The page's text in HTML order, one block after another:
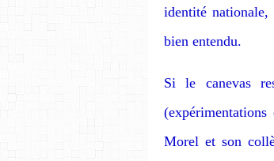
identité
bien entendu.
Si le canevas
Morel et son